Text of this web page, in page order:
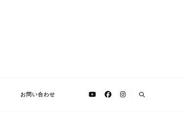
お問い合わせ